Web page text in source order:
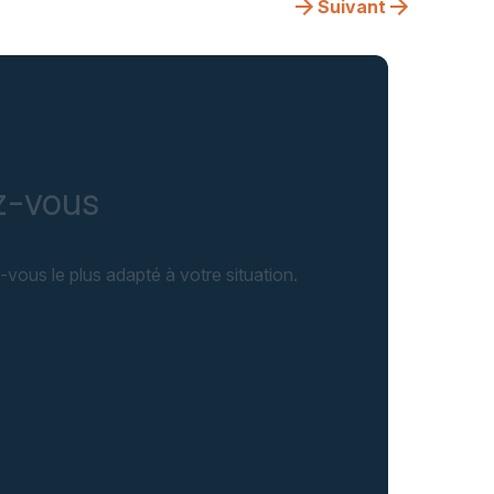
Suivant
vous
le plus adapté à votre situation.